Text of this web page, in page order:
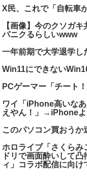
X民、これで「自転車
【画像】今のクソガ
パニクるらしいwww
一年前期で大学退学し
Win11にできない
PCゲーマー「チート
ワイ「iPhone高いな
えやん！」→iPhone
このパソコン買おうか
ホロライブ「さくらみ
ドリで画面酔いして
ィ」コラボ配信に向け